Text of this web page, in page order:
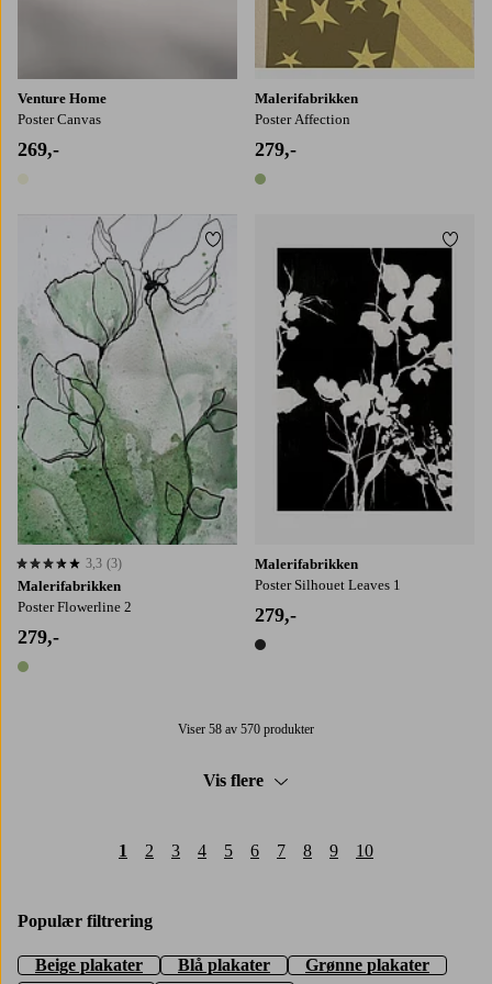
Venture Home
Poster Canvas
269,-
Malerifabrikken
Poster Affection
279,-
1 farge
Malerifabrikken
Poster Flowerline 2
279,-
1 farge
3,3 basert på 3 karaktergivninger
3,3 (3)
Legg til favoritter
30x4050x70 70x100
Malerifabrikken
Poster Silhouet Leaves 1
279,-
1 farge
30x40 50x70
Viser 58 av 570 produkter
Vis flere
1 2 3 4 5 6 7 8 9 10
Populær filtrering
Beige plakater Blå plakater
Grønne plakater